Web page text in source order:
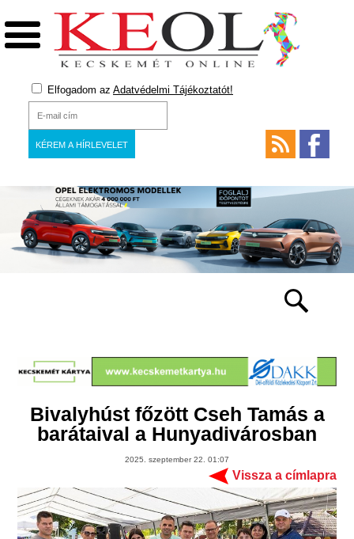
Elfogadom az Adatvédelmi Tájékoztatót!
Bivalyhúst főzött Cseh Tamás a
barátaival a Hunyadivárosban
2025. szeptember 22. 01:07
Vissza a címlapra